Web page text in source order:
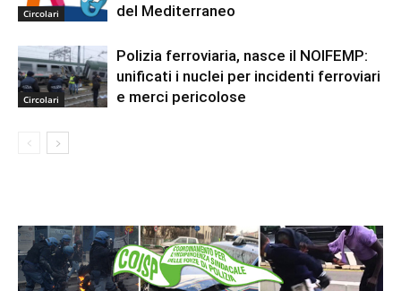
Circolari
del Mediterraneo
Circolari
Polizia ferroviaria, nasce il NOIFEMP:
unificati i nuclei per incidenti ferroviari
e merci pericolose